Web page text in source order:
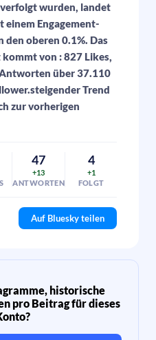
wurden, landet
Engagement-
den oberen 0.1%. Das
kommt von : 827 Likes,
über 37.110
Trend
zur vorherigen
47
+13
ANTWORTEN
4
+1
FOLGT
Auf Bluesky teilen
historische
pro Beitrag für dieses